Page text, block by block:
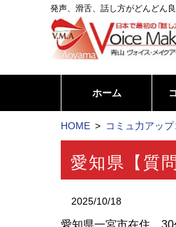
発声、滑舌、話し方がどんどん
ホーム
HOME コミュ力アップ
愛知県【質
2025/10/18